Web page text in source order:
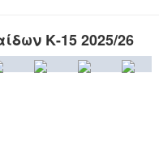
Κ-15 2025/26